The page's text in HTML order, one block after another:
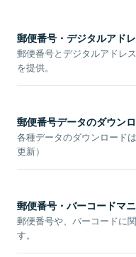
郵便番号・デジタルアド
郵便番号とデジタルアドレ
を提供。
郵便番号データのダウン
各種データのダウンロード
更新）
郵便番号・バーコードマ
郵便番号や、バーコードに
す。